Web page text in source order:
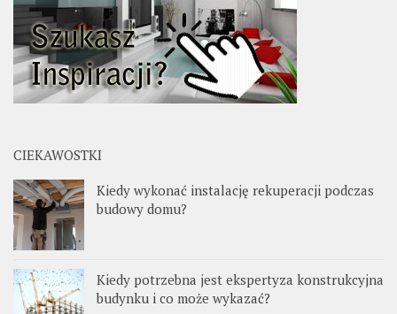
CIEKAWOSTKI
Kiedy wykonać instalację rekuperacji podczas
budowy domu?
Kiedy potrzebna jest ekspertyza konstrukcyjna
budynku i co może wykazać?